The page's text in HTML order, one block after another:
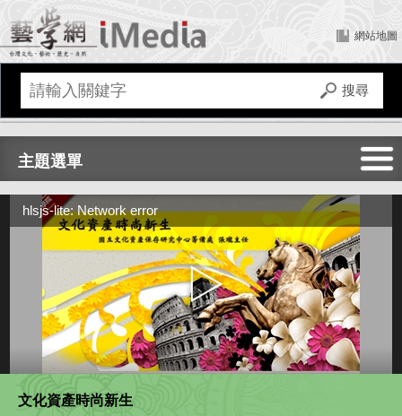
網站地圖
主題選單
全部
文化建設
傳統藝術
文化資產
hlsjs-lite: Network error
文化資產時尚新生